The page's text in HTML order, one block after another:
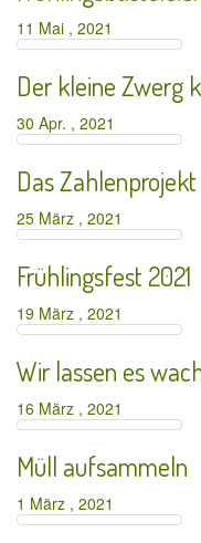
11 Mai , 2021
Der kleine Zwerg
30 Apr. , 2021
Das Zahlenprojekt
25 März , 2021
Frühlingsfest 2021
19 März , 2021
Wir lassen es
16 März , 2021
Müll aufsammeln
1 März , 2021